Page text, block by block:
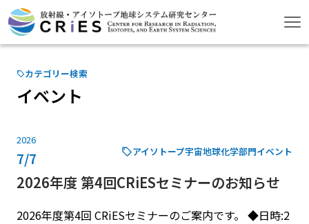
カテゴリー検索
イベント
2026
7/7 アイソトープ宇宙地球化学部門イベント
2026年度 第4回CRiESセミナーのお知らせ
2026年度第4回 CRiESセミナーのご案内です。 ◆日時:2